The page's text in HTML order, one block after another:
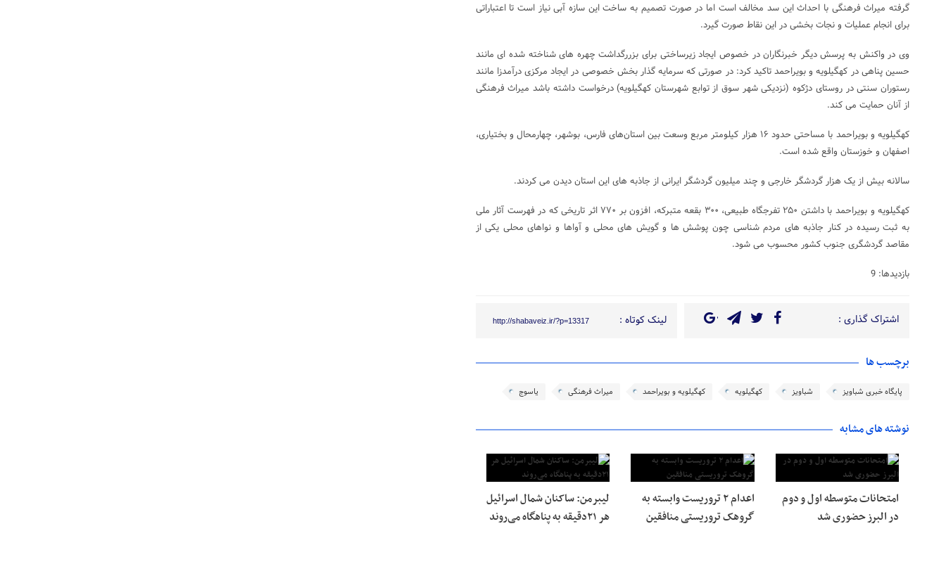
گرفته میراث فرهنگی با احداث این سد مخالف است اما در صورت تصمیم به ساخت این سازه آبی نیاز است تا اعتباراتی
برای انجام عملیات و نجات بخشی در این نقاط صورت گیرد.
وی در واکنش به پرسش دیگر خبرنگاران در خصوص ایجاد زیرساختی برای بزررگداشت چهره های شناخته شده ای مانند
حسین پناهی در کهگیلویه و بویراحمد تاکید کرد: در صورتی که سرمایه گذار بخش خصوصی در ایجاد مرکزی درآمدزا مانند
رستوران سنتی در روستای دژکوه (نزدیکی شهر سوق از توابع شهرستان کهگیلویه) درخواست داشته باشد میراث فرهنگی
از آنان حمایت می کند.
کهگیلویه و بویراحمد با مساحتی حدود ۱۶ هزار کیلومتر مربع وسعت بین استان‌های فارس، بوشهر، چهارمحال و بختیاری،
اصفهان و خوزستان واقع شده است.
سالانه بیش از یک هزار گردشگر خارجی و چند میلیون گردشگر ایرانی از جاذبه های این استان دیدن می کردند.
کهگیلویه و بویراحمد با داشتن ۲۵۰ تفرجگاه طبیعی، ۳۰۰ بقعه متبرکه، افزون بر ۷۷۰ اثر تاریخی که در فهرست آثار ملی
به ثبت رسیده در کنار جاذبه های مردم شناسی چون پوشش ها و گویش های محلی و آواها و نواهای محلی یکی از
مقاصد گردشگری جنوب کشور محسوب می شود.
بازدیدها: 9
اشتراک گذاری : لینک کوتاه : http://shabaveiz.ir/?p=13317
برچسب ها
پایگاه خبری شباویز شباویز کهگیلویه کهگیلویه و بویراحمد میراث فرهنگی یاسوج
نوشته های مشابه
امتحانات متوسطه اول و دوم
در البرز حضوری شد
اعدام ۲ تروریست وابسته به
گروهک تروریستی منافقین
لیبرمن: ساکنان شمال اسرائیل
هر ۲۱دقیقه به پناهگاه می‌روند